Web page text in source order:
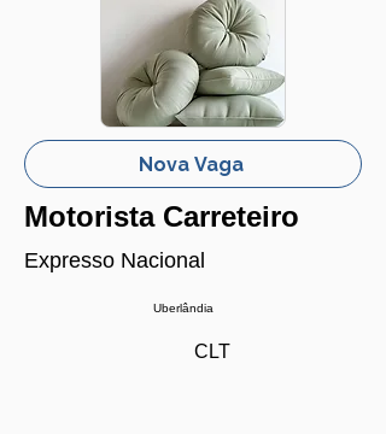
Nova Vaga
Motorista Carreteiro
Expresso Nacional
Uberlândia
CLT